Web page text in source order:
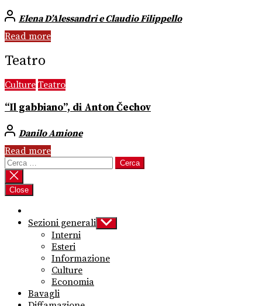
Elena D’Alessandri e Claudio Filippello
Read more
Teatro
Culture Teatro
“Il gabbiano”, di Anton Čechov
Danilo Amione
Read more
Ricerca
per:
Close
Sezioni generali Show
sub
Interni
Esteri
Informazione
Culture
Economia
Bavagli